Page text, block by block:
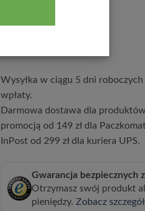
Wysyłka w ciągu 5 dni
wpłaty.
Darmowa dostawa dla
promocją od 149 zł dla
InPost od 299 zł dla kuriera UPS.
Gwarancja bezpiecznych
Otrzymasz swój produkt
pieniędzy.Zobacz